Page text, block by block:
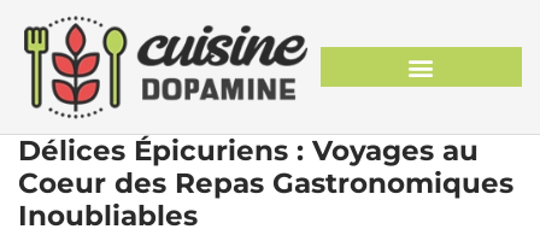
Délices Épicuriens : Voyages au
Coeur des Repas Gastronomiques
Inoubliables